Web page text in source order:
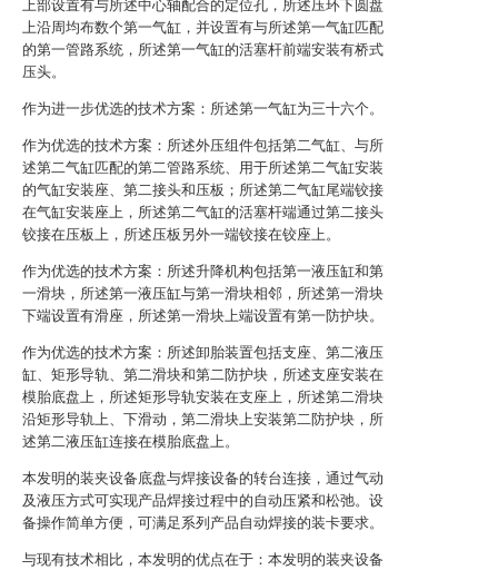
上部设置有与所述中心轴配合的定位孔，所述压环下圆盘
上沿周均布数个第一气缸，并设置有与所述第一气缸匹配
的第一管路系统，所述第一气缸的活塞杆前端安装有桥式
压头。
作为进一步优选的技术方案：所述第一气缸为三十六个。
作为优选的技术方案：所述外压组件包括第二气缸、与所
述第二气缸匹配的第二管路系统、用于所述第二气缸安装
的气缸安装座、第二接头和压板；所述第二气缸尾端铰接
在气缸安装座上，所述第二气缸的活塞杆端通过第二接头
铰接在压板上，所述压板另外一端铰接在铰座上。
作为优选的技术方案：所述升降机构包括第一液压缸和第
一滑块，所述第一液压缸与第一滑块相邻，所述第一滑块
下端设置有滑座，所述第一滑块上端设置有第一防护块。
作为优选的技术方案：所述卸胎装置包括支座、第二液压
缸、矩形导轨、第二滑块和第二防护块，所述支座安装在
模胎底盘上，所述矩形导轨安装在支座上，所述第二滑块
沿矩形导轨上、下滑动，第二滑块上安装第二防护块，所
述第二液压缸连接在模胎底盘上。
本发明的装夹设备底盘与焊接设备的转台连接，通过气动
及液压方式可实现产品焊接过程中的自动压紧和松弛。设
备操作简单方便，可满足系列产品自动焊接的装卡要求。
与现有技术相比，本发明的优点在于：本发明的装夹设备